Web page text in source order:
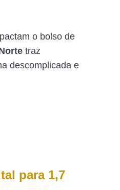
o bolso de
traz
descomplicada e
para 1,7